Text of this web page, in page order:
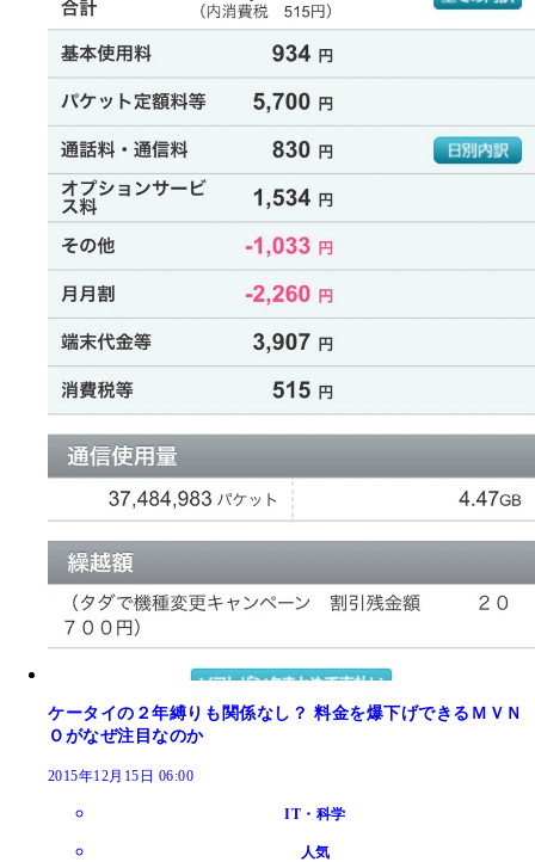
ケータイの２年縛りも関係なし？ 料金を爆下げできるＭＶＮ
Ｏがなぜ注目なのか
2015年12月15日 06:00
IT・科学
人気